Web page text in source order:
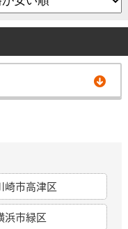
崎市高津区
浜市緑区